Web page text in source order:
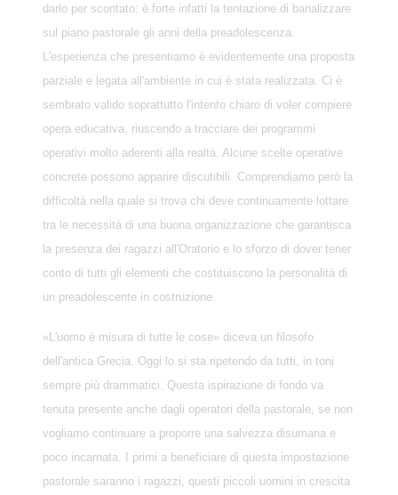
darlo per scontato: è forte infatti la tentazione di banalizzare
sul piano pastorale gli anni della preadolescenza.
L'esperienza che presentiamo è evidentemente una proposta
parziale e legata all'ambiente in cui è stata realizzata. Ci è
sembrato valido soprattutto l'intento chiaro di voler compiere
opera educativa, riuscendo a tracciare dei programmi
operativi molto aderenti alla realtà. Alcune scelte operative
concrete possono apparire discutibili. Comprendiamo però la
difficoltà nella quale si trova chi deve continuamente lottare
tra le necessità di una buona organizzazione che garantisca
la presenza dei ragazzi all'Oratorio e lo sforzo di dover tener
conto di tutti gli elementi che costituiscono la personalità di
un preadolescente in costruzione.
«L'uomo è misura di tutte le cose» diceva un filosofo
dell'antica Grecia. Oggi lo si sta ripetendo da tutti, in toni
sempre più drammatici. Questa ispirazione di fondo va
tenuta presente anche dagli operatori della pastorale, se non
vogliamo continuare a proporre una salvezza disumana e
poco incarnata. I primi a beneficiare di questa impostazione
pastorale saranno i ragazzi, questi piccoli uomini in crescita